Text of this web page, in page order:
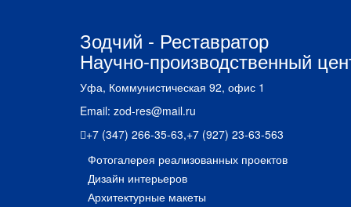
Зодчий - Реставратор
Научно-производственный
Уфа, Коммунистическая 92, офис 1
Email: zod-res@mail.ru
+7 (347) 266-35-63,+7 (927) 23-63-563
Фотогалерея реализованных проектов
Дизайн интерьеров
Архитектурные макеты